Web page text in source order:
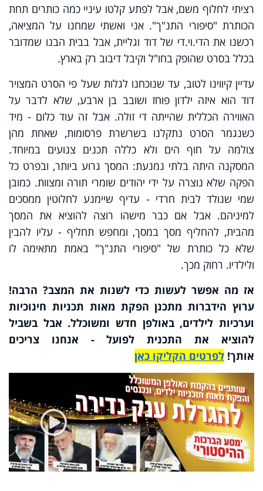
רציתי לחלוף משם, אבל לפתע קלטו עיניי כמה כותרים תחת
הכותרת "סיפורי התנ"ך". אני ואשתי שמחנו על המציאה,
רכשנו את הדי.וי.די של דוד וגליית, אבל בבית הבנו שמדובר
בכלל בסרט שהופק בחו"ל וקיבל דיבוב רק בארץ.
עדיין קיווינו לטוב, עד שנוכחנו לגלות שעל פי הסרט המצויר
דוד הוא איזה ילדון פוחז ושובב בן ארבע, שלא לדבר על
האווירה הכללית שהייתה די זולה. אבל זה עוד כלום - מיד
כשנגמר הסרט נתקלנו בשרשרת פרסומות, שאחת מהן
צולמה על חוף הים ולא כללה תכנים צנועים במיוחד.
המסקנה היתה בלתי נמנעת: המסך גרוע ביותר, ובפרט כל
הפקה שלא נוצרה על ידי יהודים שומרי תורה ומצוות. כמובן
שמי שנולד לבית חרדי - עדיף שיימנע לחלוטין ממסכים
למיניהם. אבל אם כבר מישהו רוצה להוציא את המסך
מהבית, להחליף מסך במסך, ומחפש תחליף - עליו להבין
שלא כל כותרת של "סיפורי התנ"ך" באמת מתאימה לו
ולילדיו. רחוק מכך.
אז מה אפשר לעשות כדי לשנות את המצב? הרבה!
ערוץ הידברות מתכנן הפקת מאות תכניות חינוכיות
וערכיות לילדים, באולפן חדש ומשוכלל. אבל בשביל
להוציא את התכנית לפועל - אנחנו צריכים
אותך! לפרטים הקליקו כאן